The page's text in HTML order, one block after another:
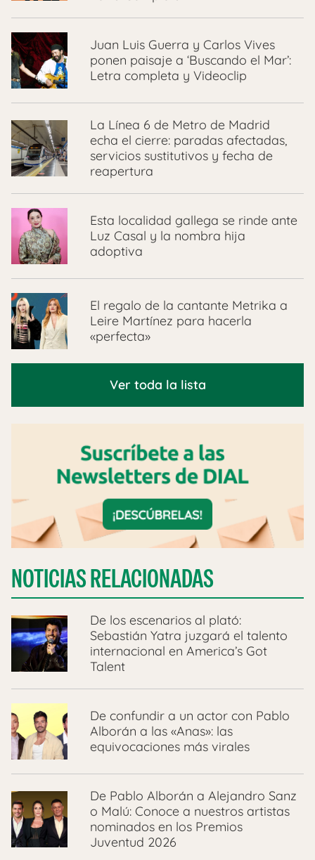
Juan Luis Guerra y Carlos Vives
ponen paisaje a ‘Buscando el Mar’:
Letra completa y Videoclip
La Línea 6 de Metro de Madrid
echa el cierre: paradas afectadas,
servicios sustitutivos y fecha de
reapertura
Esta localidad gallega se rinde ante
Luz Casal y la nombra hija
adoptiva
El regalo de la cantante Metrika a
Leire Martínez para hacerla
«perfecta»
Ver toda la lista
NOTICIAS RELACIONADAS
De los escenarios al plató:
Sebastián Yatra juzgará el talento
internacional en America’s Got
Talent
De confundir a un actor con Pablo
Alborán a las «Anas»: las
equivocaciones más virales
De Pablo Alborán a Alejandro Sanz
o Malú: Conoce a nuestros artistas
nominados en los Premios
Juventud 2026